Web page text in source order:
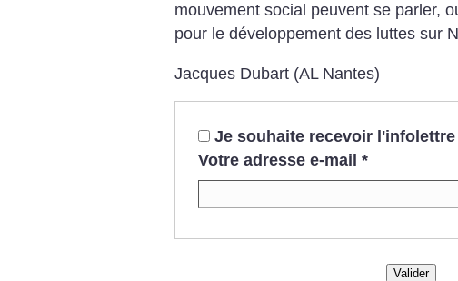
mouvement social peuvent se parler,
pour le développement des luttes sur
Jacques Dubart (AL Nantes)
Je souhaite recevoir
Votre adresse e-mail *
Valider